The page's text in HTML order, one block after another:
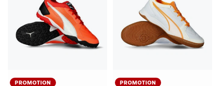
PROMOTION PROMOTION